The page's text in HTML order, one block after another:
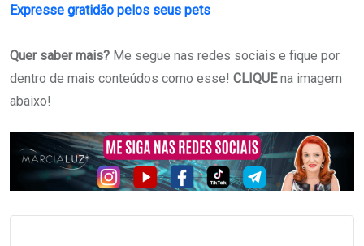
Expresse gratidão pelos seus pets
Quer saber mais? Me segue nas redes sociais e fique por
dentro de mais conteúdos como esse! CLIQUEna imagem
abaixo!